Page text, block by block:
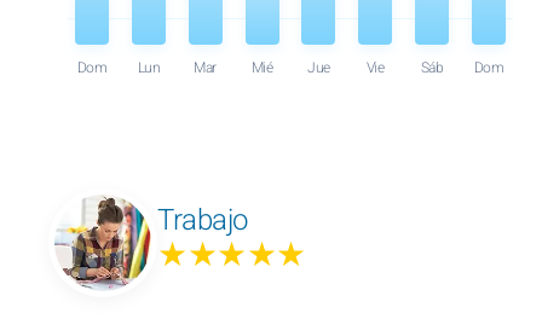
Dom Lun Mar Mié Jue Vie Sáb Dom
Trabajo
★★★★★